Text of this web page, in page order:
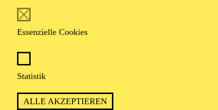
Essenzielle Cookies
Statistik
ALLE AKZEPTIEREN
Leitende Dramaturgin
Patricia Knebel, geboren und aufgewachsen in Essen,
studierte Musikwissenschaft und